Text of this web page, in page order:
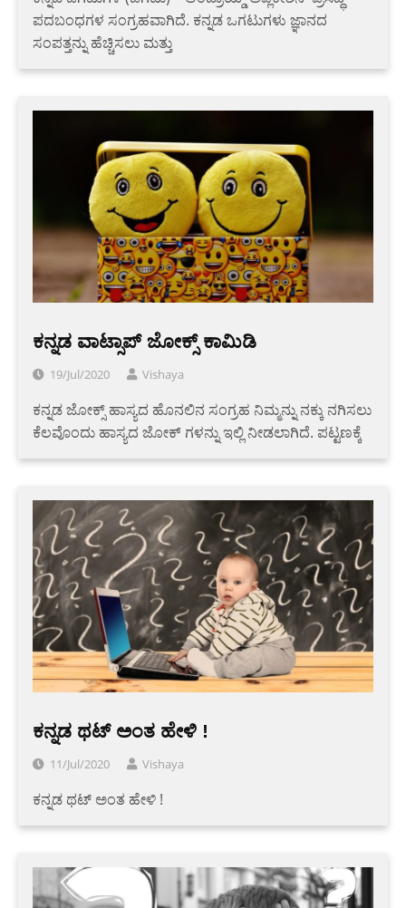
ಪದಬಂಧಗಳ ಸಂಗ್ರಹವಾಗಿದೆ. ಕನ್ನಡ ಒಗಟುಗಳು ಜ್ಞಾನದ
ಸಂಪತ್ತನ್ನು ಹೆಚ್ಚಿಸಲು ಮತ್ತು
ಕನ್ನಡ ವಾಟ್ಸಾಪ್ ಜೋಕ್ಸ್ ಕಾಮಿಡಿ
19/Jul/2020 Vishaya
ಕನ್ನಡ ಜೋಕ್ಸ್ ಹಾಸ್ಯದ ಹೊನಲಿನ ಸಂಗ್ರಹ ನಿಮ್ಮನ್ನು ನಕ್ಕು ನಗಿಸಲು
ಕೆಲವೊಂದು ಹಾಸ್ಯದ ಜೋಕ್ ಗಳನ್ನು ಇಲ್ಲಿ ನೀಡಲಾಗಿದೆ. ಪಟ್ಟಣಕ್ಕೆ
ಕನ್ನಡ ಥಟ್ ಅಂತ ಹೇಳಿ !
11/Jul/2020 Vishaya
ಕನ್ನಡ ಥಟ್ ಅಂತ ಹೇಳಿ !